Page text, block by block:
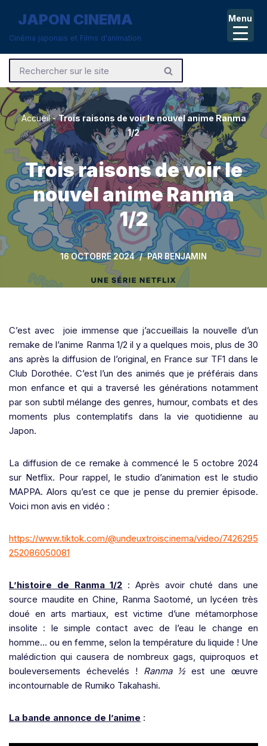
Aller
contenu
JAPON CINEMA
Cinéma japonais et Films d'animation
Accueil-Trois raisons de voir le nouvel anime Ranma
1/2
Trois raisons de voir le
nouvel anime Ranma
1/2
16 OCTOBRE 2024 PAR BENJAMIN
C’est avec joie immense que j’accueillais la nouvelle d’un
remake de l’anime Ranma 1/2 il y a quelques mois, plus de 30
ans après la diffusion de l’original, en France sur TF1 dans le
Club Dorothée. C’est l’un des animés que je préférais dans
mon enfance et qui a traversé les générations notamment
par son subtil mélange des genres, humour, combats et des
moments plus contemplatifs dans la vie quotidienne au
Japon.
La diffusion de ce remake à commencé le 5 octobre 2024
sur Netflix. Pour rappel, le studio d’animation est le studio
MAPPA. Alors qu’est ce que je pense du premier épisode.
Voici mon avis en vidéo :
https://www.tiktok.com/@undeuxtroiscinema/video/7426295
252086050081
L’histoire de Ranma 1/2 : Après avoir chuté dans une
source maudite en Chine, Ranma Saotomé, un lycéen très
doué en arts martiaux, est victime d’une métamorphose
insolite : le simple contact avec de l’eau le change en
homme… ou en femme, selon la température du liquide ! Une
malédiction qui causera de nombreux gags, quiproquos et
bouleversements échevelés ! Ranma ½ est une œuvre
incontournable de Rumiko Takahashi.
La bande annonce de l’anime :
Menu